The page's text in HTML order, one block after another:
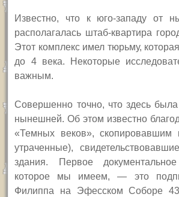
Известно, что к юго-западу от
располагалась штаб-квартира
Этот комплекс имел тюрьму,
до 4 века. Некоторые
важным.
Совершенно точно, что здесь
нынешней. Об этом известно
«Темных веков», скопировавшим
утраченные),
здания. Первое документальное
которое мы имеем, — это
Филиппа на Эфесском Соборе